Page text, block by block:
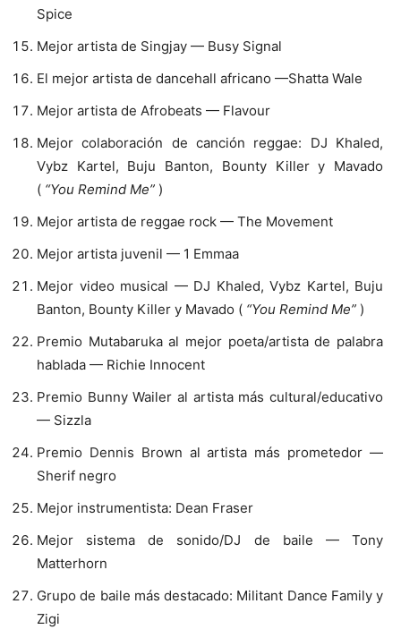
Spice
Mejor artista de Singjay — Busy Signal
El mejor artista de dancehall africano —Shatta Wale
Mejor artista de Afrobeats — Flavour
Mejor colaboración de canción reggae: DJ Khaled,
Vybz Kartel, Buju Banton, Bounty Killer y Mavado
( “You Remind Me” )
Mejor artista de reggae rock — The Movement
Mejor artista juvenil — 1 Emmaa
Mejor video musical — DJ Khaled, Vybz Kartel, Buju
Banton, Bounty Killer y Mavado ( “You Remind Me” )
Premio Mutabaruka al mejor poeta/artista de palabra
hablada — Richie Innocent
Premio Bunny Wailer al artista más cultural/educativo
— Sizzla
Premio Dennis Brown al artista más prometedor —
Sherif negro
Mejor instrumentista: Dean Fraser
Mejor sistema de sonido/DJ de baile — Tony
Matterhorn
Grupo de baile más destacado: Militant Dance Family y
Zigi